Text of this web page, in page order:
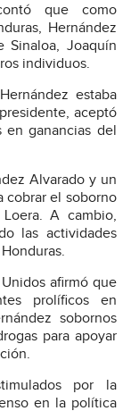
que como
Hernández
Joaquín
individuos.
estaba
aceptó
en ganancias del
Alvarado y un
cobrar el soborno
A cambio,
las actividades
afirmó que
prolíficos en
sobornos
para apoyar
por la
en la política